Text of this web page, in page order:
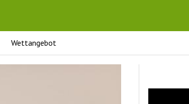
Wettangebot